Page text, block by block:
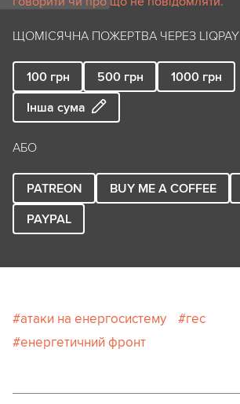
ЩОМІСЯЧНА ПОЖЕРТВА ЧЕРЕЗ LIQPAY
100 грн 500 грн 1000 грн
Інша сума
АБО
PATREON BUY ME A COFFEE
PAYPAL
атаки на енергосистему
гес
енергетичний фронт